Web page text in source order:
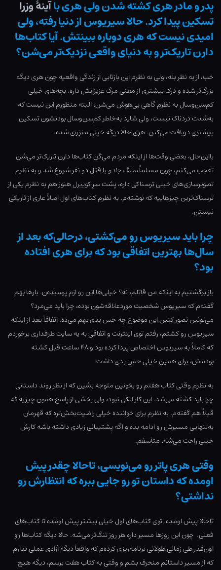
پدر و مادر هری کشته شدن ولی هری باآینۀ وزرا
تسکین پیدا کرد. حالا سیریوس از دنیا رفته، ولی
امیدی نیست که هری دوباره ببینتش. آیا کتاب‌ها
دارن تاریک‌تر و به دنیای واقعی نزدیک‌تر می‌شن؟
خب، از یه نظر بله، ولی به نظرم این بازتابی از زندگی واقعیه چون هری دیگه
بزرگ‌تر شده و درک بیشتری از معنی مرگ عزیزانش داره. بچه‌های خیلی
کم‌سن‌وسال به نظرم گاهی بی‌هوش می‌شن، البته منظورم این نیست که
به‌شدت دردناک نیست، ولی شاید به‌خاطر کم‌سن‌وسال بودنشون تسکین
بیشتری دریافت می‌کنن. هری حالا دیگه خیلی منزوی شده.
بااین‌حال، بعضی وقت‌ها از اینکه مردم می‌گن کتاب‌ها دارن تاریک‌تر می‌شن
تعجب می‌کنم، چون مسلماًسنگ جادوبا قتل دو نفر شروع شد و به نظرم
تصویرسازی‌های خیلی ترسناکی داره، پشت سرِکوییرلهنوز هم به نظرم یکی از
ترسناک‌ترین چیزهاییه که نوشته‌م. به نظرم کتاب‌های اول اصلاً عاری از تاریکی
نیستن.
چرا باید سیریوس رو می‌کشتی، درحالی‌که بعد از
سال‌ها بهترین اتفاقی بود که برای هری افتاده
بود؟
باز برگشتیم به اینکه من قاتلم، نه؟ خیلی‌ها این رو ازم پرسیده‌ن. بارها بهم
گفته‌م که سیریوس شخصیت موردعلاقه‌شون بوده، چرا باید می‌مرد؟
می‌تونین تصور کنین این موضوع چه حس بدی بهم می‌ده. اتفاقاً بعد از اینکه
سیریوس رو کشتم، رفتم توی اینترنت و اتفاقی به یه سایت طرفداری برخوردم
که کاملاً به سیریوس اختصاص پیدا کرده بود و ۴۸ ساعت قبل کشته
بودمش، برای همین خیلی حس بدی داشت.
به نظرم وقتی کتاب هفتم رو بخونین متوجه بشین که از نظر روند داستانی
چرا باید کشته می‌شد. این کار الکی نبود، ولی بخشی از پاسخ همون چیزیه که
قبلاً هم گفته‌م. به نظرم برای خواننده خیلی راضیت‌بخش‌تره که قهرمان
به‌تنهایی مسیرش رو ادامه بده و اگه پشتیبانی زیادی داشته باشه کارش
خیلی راحت می‌شه، متأسفم.
وقتی هری پاتر رو می‌نویسی، تاحالا چقدر پیش
اومده که داستان تو رو جایی ببره که انتظارش رو
نداشتی؟
تاحالا پیش اومده. توی کتاب‌های اول خیلی بیشتر پیش اومده تا کتاب‌های
فعلی. چون این روزها مسیر داره هر روز تنگ‌تر می‌شه. حالا دیگه کتاب‌ها رو
اون‌قدر طی زمانی طولانی برنامه‌ریزی کرده‌م که واقعاً دیگه آزادی عملی ندارم
که از مسیر داستانم منحرف بشم و وقتی به کتاب هفت برسم، دیگه هیچ